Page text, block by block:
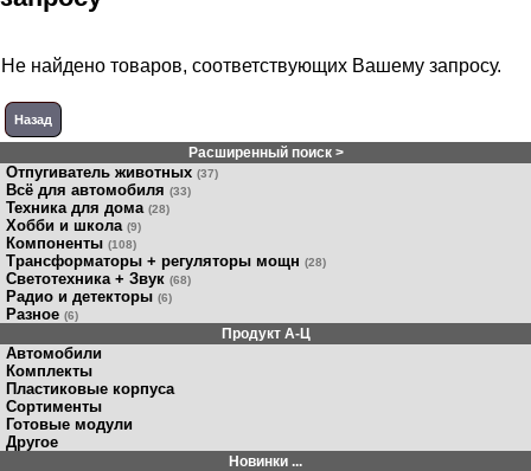
Не найдено товаров, соответствующих Вашему запросу.
Назад
Расширенный поиск >
Отпугиватель животных (37)
Всё для автомобиля (33)
Техника для дома (28)
Хобби и школа (9)
Компоненты (108)
Трансформаторы + регуляторы мощн (28)
Светотехника + Звук (68)
Радио и детекторы (6)
Разное (6)
Продукт A-Ц
Автомобили
Комплекты
Пластиковые корпуса
Сортименты
Готовые модули
Другое
Новинки ...